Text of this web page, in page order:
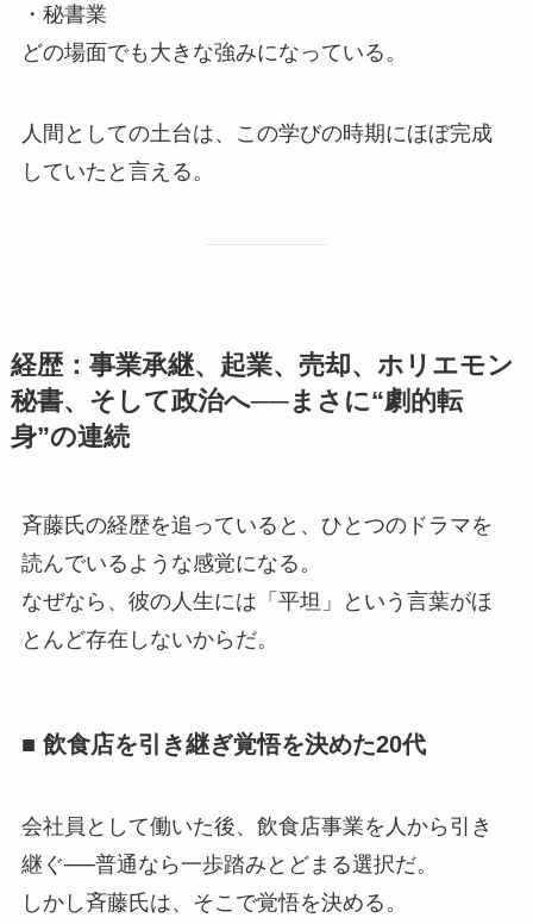
・秘書業
どの場面でも大きな強みになっている。
人間としての土台は、この学びの時期にほぼ完成
していたと言える。
経歴：事業承継、起業、売却、ホリエモン
秘書、そして政治へ──まさに“劇的転
身”の連続
斉藤氏の経歴を追っていると、ひとつのドラマを
読んでいるような感覚になる。
なぜなら、彼の人生には「平坦」という言葉がほ
とんど存在しないからだ。
■ 飲食店を引き継ぎ覚悟を決めた20代
会社員として働いた後、飲食店事業を人から引き
継ぐ──普通なら一歩踏みとどまる選択だ。
しかし斉藤氏は、そこで覚悟を決める。